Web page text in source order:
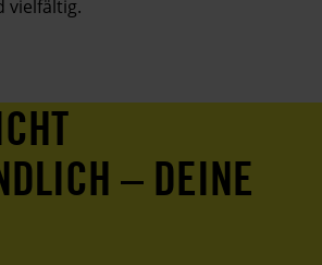
vielfältig.
– DEINE